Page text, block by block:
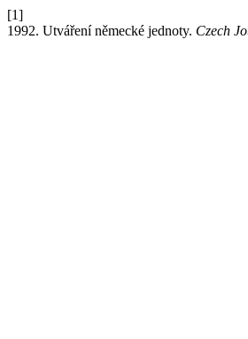
[1]
1992. Utváření německé jednoty. Czech